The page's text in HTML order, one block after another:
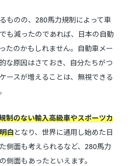
ものの、280馬力規制によって車
も減ったのであれば、日本の自動
たのかもしれません。自動車メー
な原因はさておき、自分たちがつ
ースが増えることは、無視できる
制のない輸入高級車やスポーツカ
白となり、世界に通用し始めた日
側面も考えられるなど、280馬力
側面もあったといえます。